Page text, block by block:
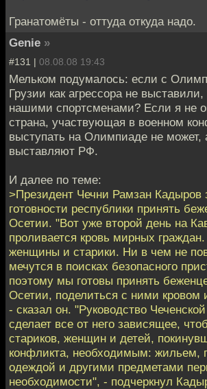
Гранатомёты - оттуда откуда надо.
Genie »
#131 | 08.08.08 19:43
Мельком подумалось: если с
Грузии как агрессора не выставили,
нашими спортсменами? Если я не
страна, участвующая в военном
выступать на Олимпиаде не может,
выставляют РФ.
И далее по теме:
>Президент Чечни Рамзан Кадыров
готовности республики принять
Осетии. "Вот уже второй день на
проливается кровь мирных
женщины и старики. Ни в чем не
мечутся в поисках безопасного
поэтому мы готовы принять
Осетии, поделиться с ними кровом
- сказал он. "Руководство
сделает все от него зависящее,
стариков, женщин и детей,
конфликта, необходимым: жильем,
одеждой и другими предметами
необходимости", - подчеркнул